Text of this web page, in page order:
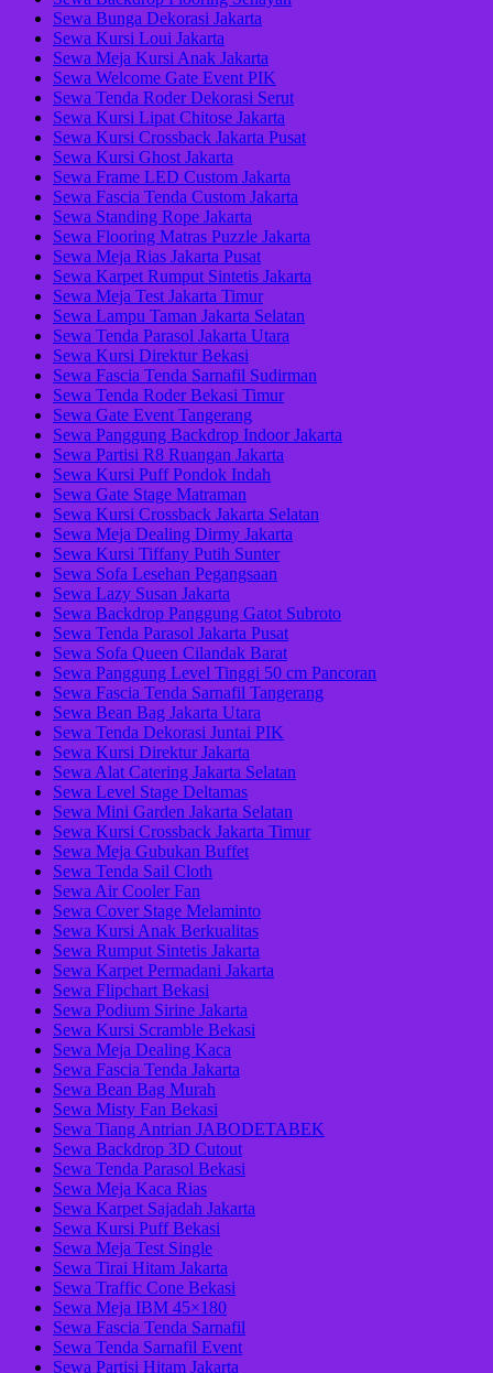
Sewa Bunga Dekorasi Jakarta
Sewa Kursi Loui Jakarta
Sewa Meja Kursi Anak Jakarta
Sewa Welcome Gate Event PIK
Sewa Tenda Roder Dekorasi Serut
Sewa Kursi Lipat Chitose Jakarta
Sewa Kursi Crossback Jakarta Pusat
Sewa Kursi Ghost Jakarta
Sewa Frame LED Custom Jakarta
Sewa Fascia Tenda Custom Jakarta
Sewa Standing Rope Jakarta
Sewa Flooring Matras Puzzle Jakarta
Sewa Meja Rias Jakarta Pusat
Sewa Karpet Rumput Sintetis Jakarta
Sewa Meja Test Jakarta Timur
Sewa Lampu Taman Jakarta Selatan
Sewa Tenda Parasol Jakarta Utara
Sewa Kursi Direktur Bekasi
Sewa Fascia Tenda Sarnafil Sudirman
Sewa Tenda Roder Bekasi Timur
Sewa Gate Event Tangerang
Sewa Panggung Backdrop Indoor Jakarta
Sewa Partisi R8 Ruangan Jakarta
Sewa Kursi Puff Pondok Indah
Sewa Gate Stage Matraman
Sewa Kursi Crossback Jakarta Selatan
Sewa Meja Dealing Dirmy Jakarta
Sewa Kursi Tiffany Putih Sunter
Sewa Sofa Lesehan Pegangsaan
Sewa Lazy Susan Jakarta
Sewa Backdrop Panggung Gatot Subroto
Sewa Tenda Parasol Jakarta Pusat
Sewa Sofa Queen Cilandak Barat
Sewa Panggung Level Tinggi 50 cm Pancoran
Sewa Fascia Tenda Sarnafil Tangerang
Sewa Bean Bag Jakarta Utara
Sewa Tenda Dekorasi Juntai PIK
Sewa Kursi Direktur Jakarta
Sewa Alat Catering Jakarta Selatan
Sewa Level Stage Deltamas
Sewa Mini Garden Jakarta Selatan
Sewa Kursi Crossback Jakarta Timur
Sewa Meja Gubukan Buffet
Sewa Tenda Sail Cloth
Sewa Air Cooler Fan
Sewa Cover Stage Melaminto
Sewa Kursi Anak Berkualitas
Sewa Rumput Sintetis Jakarta
Sewa Karpet Permadani Jakarta
Sewa Flipchart Bekasi
Sewa Podium Sirine Jakarta
Sewa Kursi Scramble Bekasi
Sewa Meja Dealing Kaca
Sewa Fascia Tenda Jakarta
Sewa Bean Bag Murah
Sewa Misty Fan Bekasi
Sewa Tiang Antrian JABODETABEK
Sewa Backdrop 3D Cutout
Sewa Tenda Parasol Bekasi
Sewa Meja Kaca Rias
Sewa Karpet Sajadah Jakarta
Sewa Kursi Puff Bekasi
Sewa Meja Test Single
Sewa Tirai Hitam Jakarta
Sewa Traffic Cone Bekasi
Sewa Meja IBM 45×180
Sewa Fascia Tenda Sarnafil
Sewa Tenda Sarnafil Event
Sewa Partisi Hitam Jakarta